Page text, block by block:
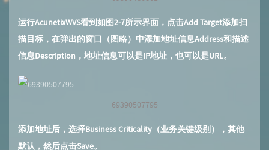
运行AcunetixWVS看到如图2-7所示界面，点击Add Target添加扫
描目标，在弹出的窗口（图略）中添加地址信息Address和描述
信息Description，地址信息可以是IP地址，也可以是URL。
69390507795
添加地址后，选择Business Criticality（业务关键级别），其他
默认，然后点击Save。